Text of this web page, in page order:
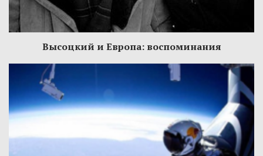
Высоцкий и Европа: воспоминания